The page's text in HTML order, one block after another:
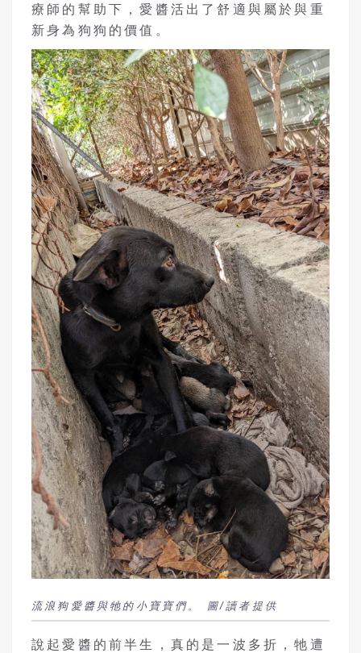
療師的幫助下，愛醬活出了舒適與屬於與重
新身為狗狗的價值。
流浪狗愛醬與牠的小寶寶們。 圖/讀者提供
說起愛醬的前半生，真的是一波多折，牠遭